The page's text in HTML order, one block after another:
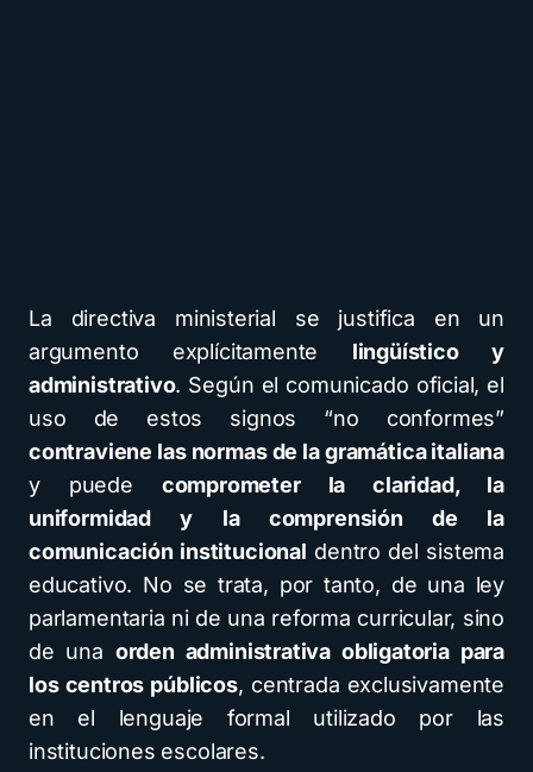
La directiva ministerial se justifica en un
argumento explícitamente lingüístico y
administrativo. Según el comunicado oficial, el
uso de estos signos “no conformes”
contraviene las normas de la gramática italiana
y puede comprometer la claridad, la
uniformidad y la comprensión de la
comunicación institucional dentro del sistema
educativo. No se trata, por tanto, de una ley
parlamentaria ni de una reforma curricular, sino
de una orden administrativa obligatoria para
los centros públicos, centrada exclusivamente
en el lenguaje formal utilizado por las
instituciones escolares.